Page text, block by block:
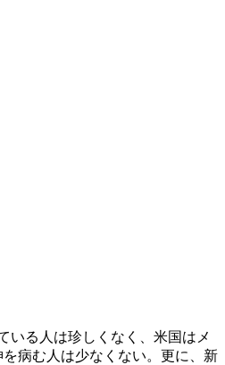
いる人は珍しくなく、米国はメ
病む人は少なくない。更に、新